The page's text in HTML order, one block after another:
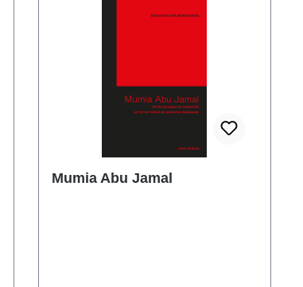
Mumia Abu Jamal